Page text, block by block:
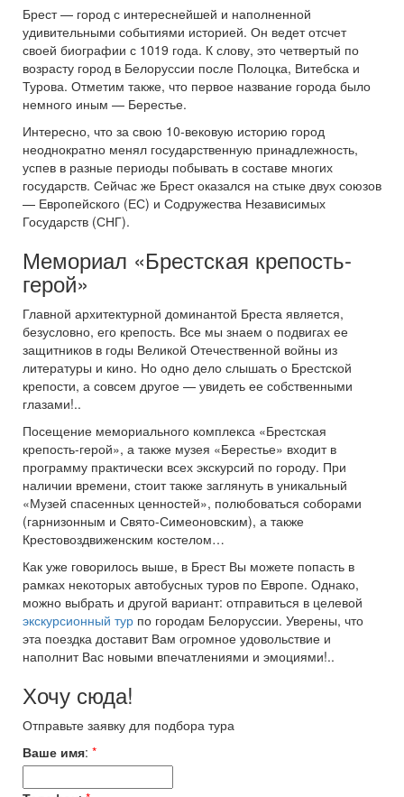
Брест — город с интереснейшей и наполненной
удивительными событиями историей. Он ведет отсчет
своей биографии с 1019 года. К слову, это четвертый по
возрасту город в Белоруссии после Полоцка, Витебска и
Турова. Отметим также, что первое название города было
немного иным — Берестье.
Интересно, что за свою 10-вековую историю город
неоднократно менял государственную принадлежность,
успев в разные периоды побывать в составе многих
государств. Сейчас же Брест оказался на стыке двух союзов
— Европейского (ЕС) и Содружества Независимых
Государств (СНГ).
Мемориал «Брестская крепость-
герой»
Главной архитектурной доминантой Бреста является,
безусловно, его крепость. Все мы знаем о подвигах ее
защитников в годы Великой Отечественной войны из
литературы и кино. Но одно дело слышать о Брестской
крепости, а совсем другое — увидеть ее собственными
глазами!..
Посещение мемориального комплекса «Брестская
крепость-герой», а также музея «Берестье» входит в
программу практически всех экскурсий по городу. При
наличии времени, стоит также заглянуть в уникальный
«Музей спасенных ценностей», полюбоваться соборами
(гарнизонным и Свято-Симеоновским), а также
Крестовоздвиженским костелом…
Как уже говорилось выше, в Брест Вы можете попасть в
рамках некоторых автобусных туров по Европе. Однако,
можно выбрать и другой вариант: отправиться в целевой
экскурсионный тур по городам Белоруссии. Уверены, что
эта поездка доставит Вам огромное удовольствие и
наполнит Вас новыми впечатлениями и эмоциями!..
Хочу сюда!
Отправьте заявку для подбора тура
Ваше имя: *